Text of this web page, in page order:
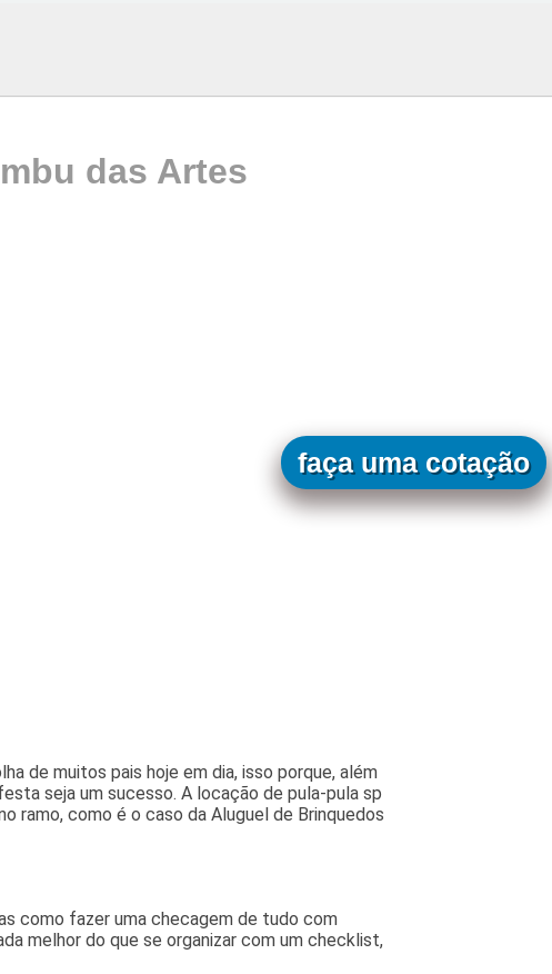
das Artes
de muitos pais hoje em dia, isso porque, além
seja um sucesso. A locação de pula-pula sp
ramo, como é o caso da Aluguel de Brinquedos
como fazer uma checagem de tudo com
melhor do que se organizar com um checklist,
faça uma cotação